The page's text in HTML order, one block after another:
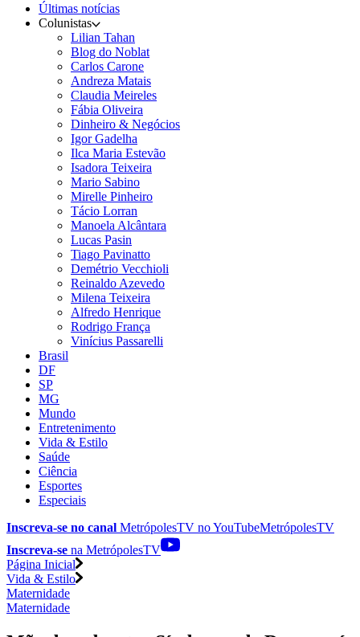
Últimas notícias
Colunistas
Lilian Tahan
Blog do Noblat
Carlos Carone
Andreza Matais
Claudia Meireles
Fábia Oliveira
Dinheiro & Negócios
Igor Gadelha
Ilca Maria Estevão
Isadora Teixeira
Mario Sabino
Mirelle Pinheiro
Tácio Lorran
Manoela Alcântara
Lucas Pasin
Tiago Pavinatto
Demétrio Vecchioli
Reinaldo Azevedo
Milena Teixeira
Alfredo Henrique
Rodrigo França
Vinícius Passarelli
Brasil
DF
SP
MG
Mundo
Entretenimento
Vida & Estilo
Saúde
Ciência
Esportes
Especiais
Inscreva-se no canal MetrópolesTV noYouTubeMetrópolesTV
Inscreva-se na MetrópolesTV
Página Inicial
Vida & Estilo
Maternidade
Maternidade